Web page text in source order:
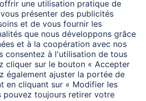
80 µ
6,5 x 9,5 cm